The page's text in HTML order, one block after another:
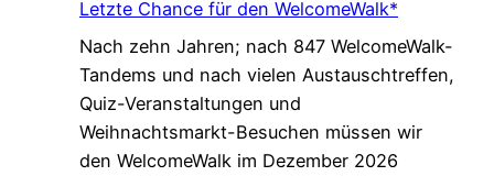
Letzte Chance für den WelcomeWalk*
Nach zehn Jahren; nach 847 WelcomeWalk-
Tandems und nach vielen Austauschtreffen,
Quiz-Veranstaltungen und
Weihnachtsmarkt-Besuchen müssen wir
den WelcomeWalk im Dezember 2026